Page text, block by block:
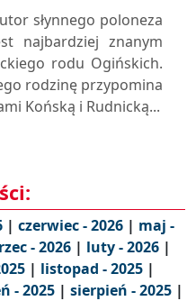
słynnego poloneza
najbardziej znanym
rodu Ogińskich.
rodzinę przypomina
Końską i Rudnicką...
| czerwiec - 2026 | maj -
- 2026 | luty - 2026 |
| listopad - 2025 |
- 2025 | sierpień - 2025 |